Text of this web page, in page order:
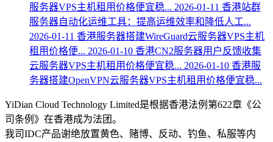
服务器VPS主机租用价格便宜稳... 2026-01-11 香港站群
服务器自动化运维工具：提高运维效率和降低人工...
2026-01-11 香港服务器搭建WireGuard云服务器VPS主机
租用价格便... 2026-01-10 香港CN2服务器用户反馈收集
云服务器VPS主机租用价格便宜稳... 2026-01-10 香港服
务器搭建OpenVPN云服务器VPS主机租用价格便宜稳...
YiDian Cloud Technology Limited是根据香港法例第622章《公
司条例》在香港成为法团。
我司IDC产品谢绝放置黄色、赌博、反动、钓鱼、私服等内